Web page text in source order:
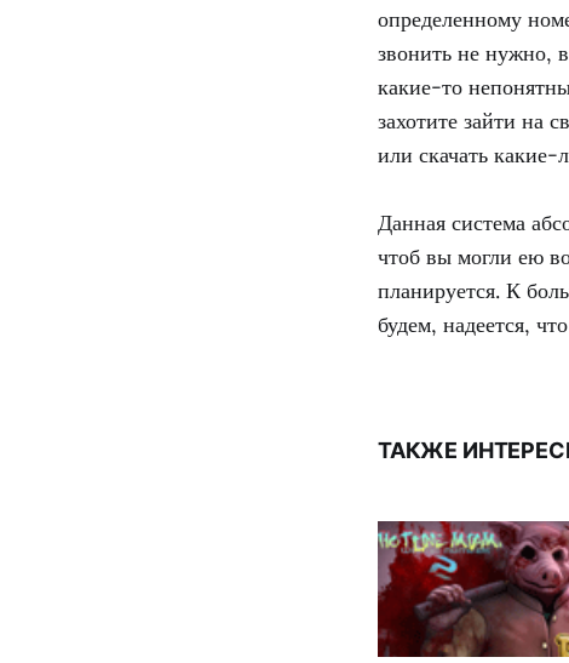
определенному
звонить не нужно,
какие-то
захотите зайти на
или скачать какие-
Данная система
чтоб вы могли ею
планируется. К
будем, надеется,
ТАКЖЕ